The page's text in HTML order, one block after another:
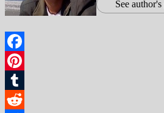
See author's
Facebook
Pinterest
Tumblr